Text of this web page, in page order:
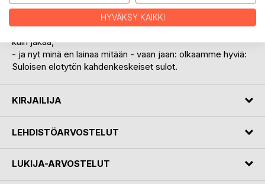
Kun Iloinen Juomapoika jätti minut, minut valtasi
sydämellään Suloinen Elotyttö. Kesä jakoi ja onneaan ei voi
kuin jakaa,
- ja nyt minä en lainaa mitään - vaan jaan: olkaamme hyviä:
Suloisen elotytön kahdenkeskeiset sulot.
KIRJAILIJA
LEHDISTÖARVOSTELUT
LUKIJA-ARVOSTELUT
HYVÄKSY KAIKKI